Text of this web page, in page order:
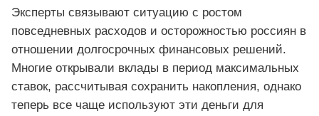
Эксперты связывают ситуацию с ростом
повседневных расходов и осторожностью россиян в
отношении долгосрочных финансовых решений.
Многие открывали вклады в период максимальных
ставок, рассчитывая сохранить накопления, однако
теперь все чаще используют эти деньги для